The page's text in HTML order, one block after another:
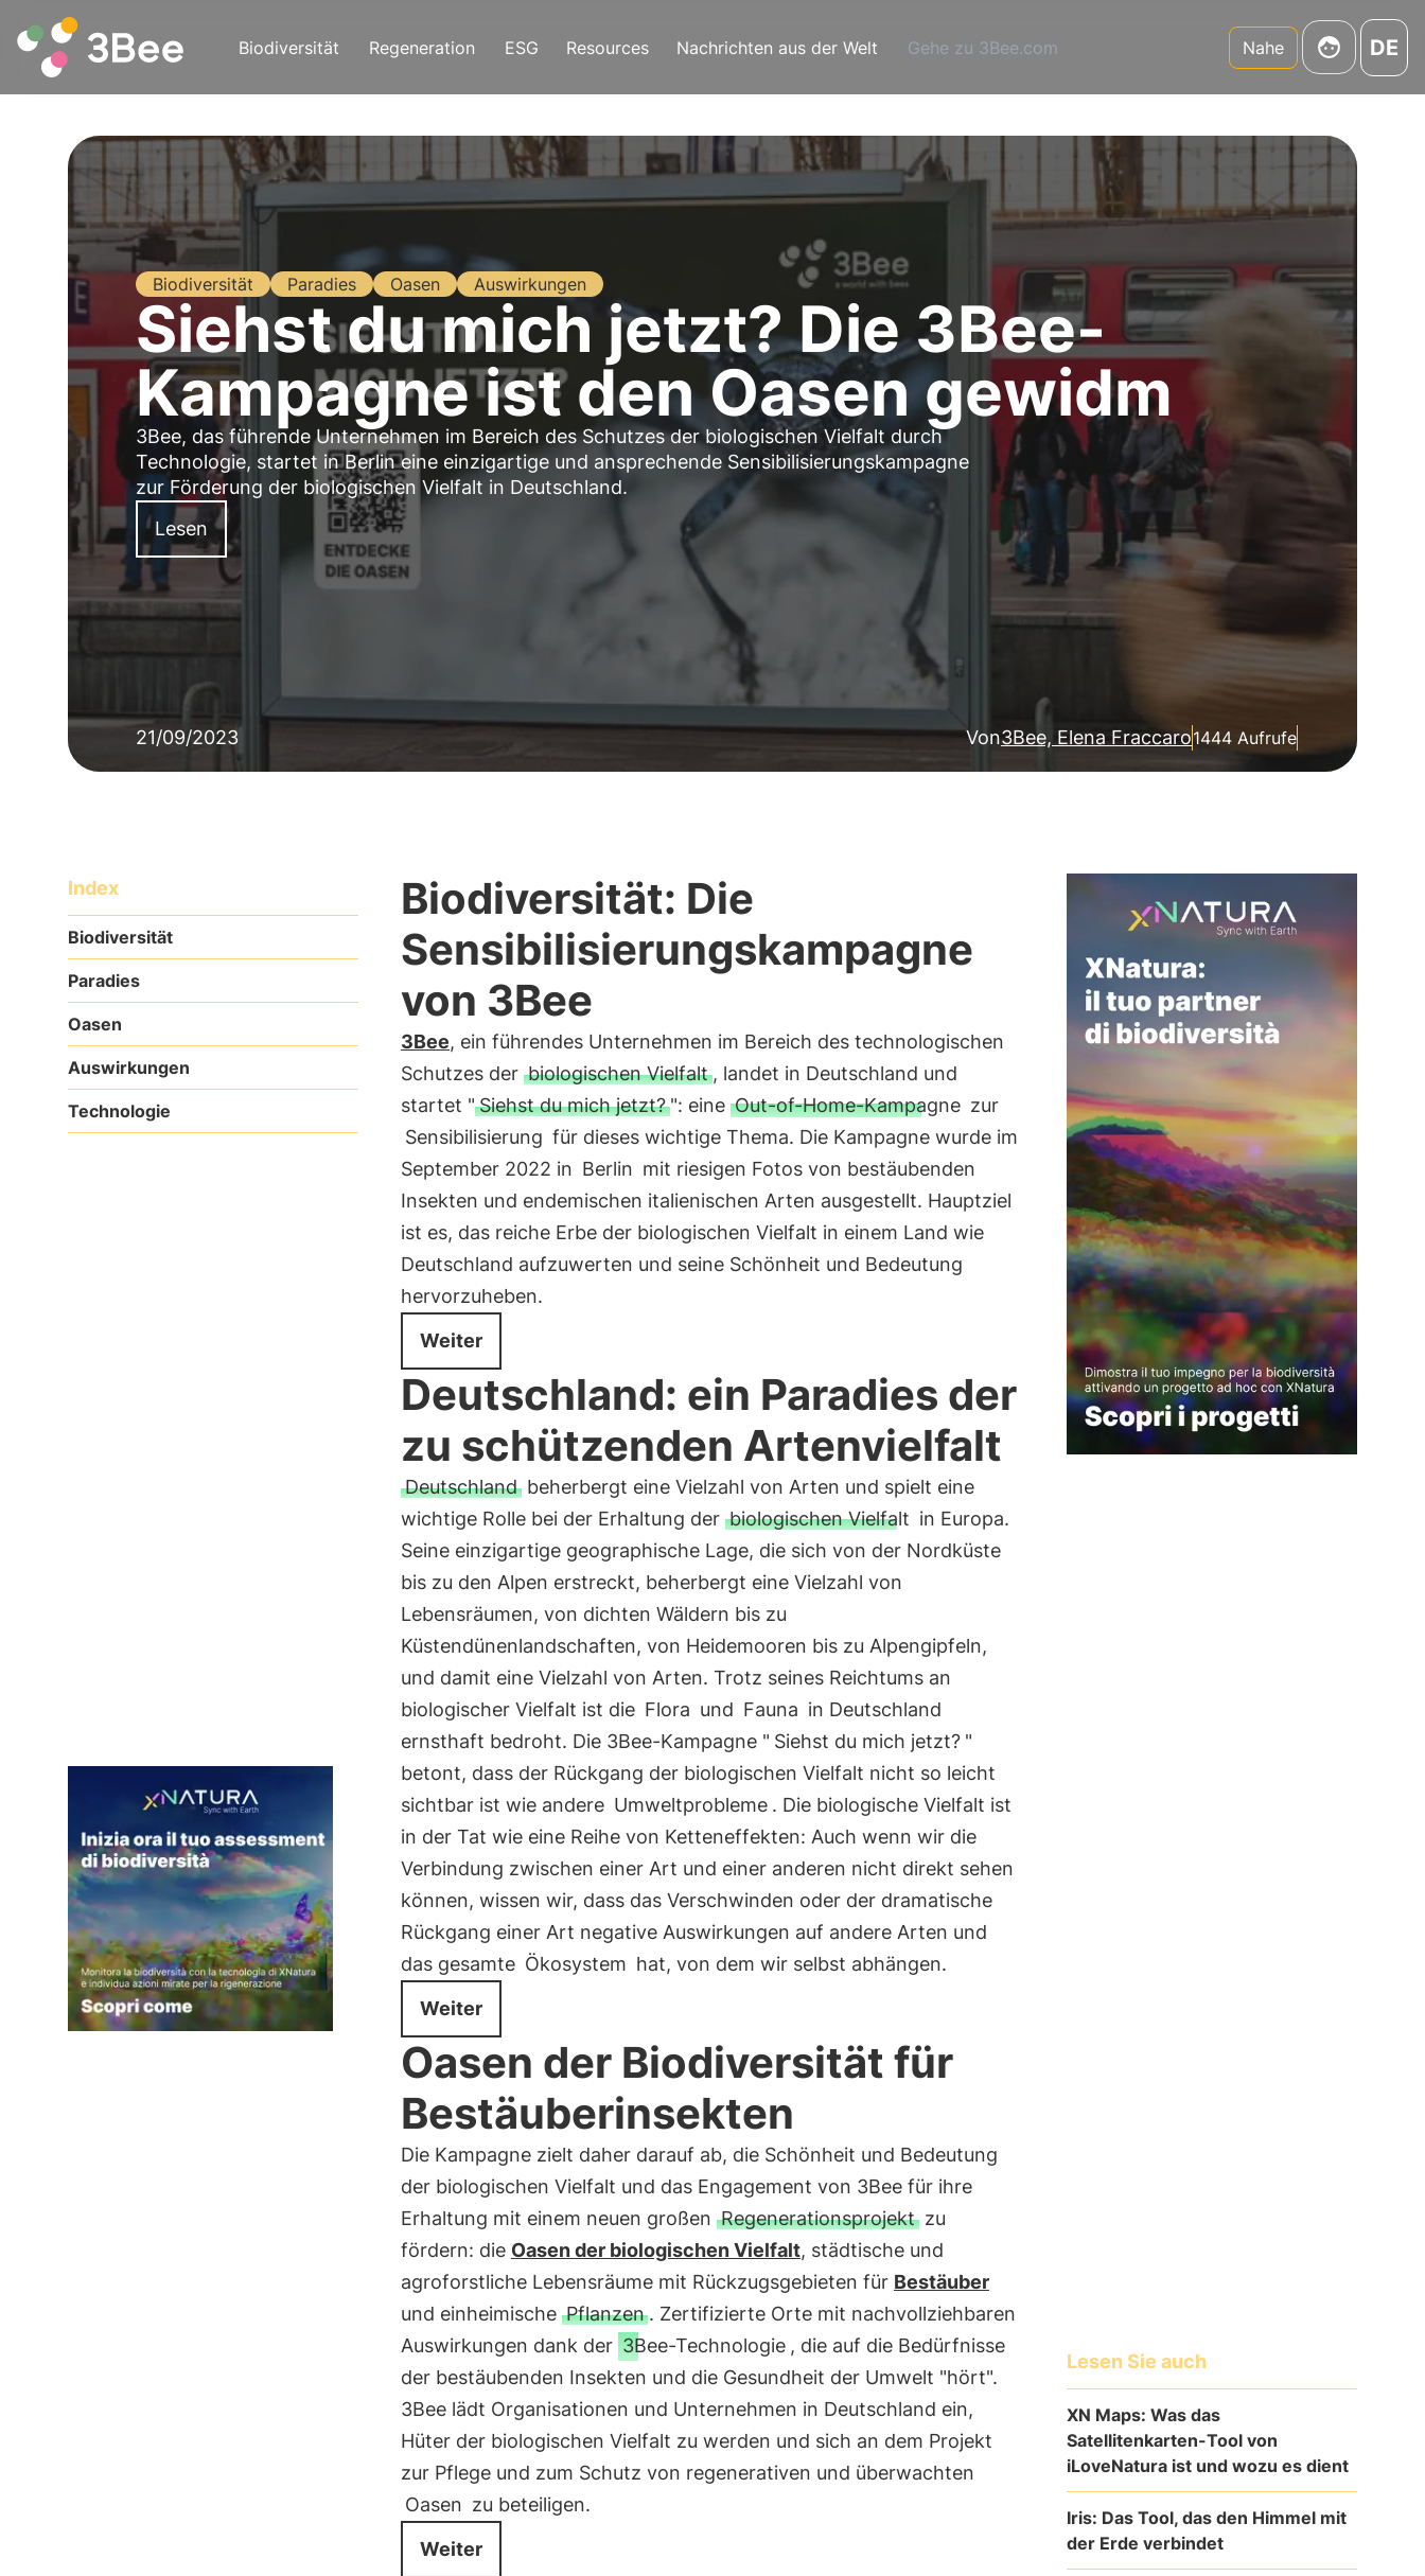
Biodiversität Regeneration ESG Resources Nachrichten aus der Welt Gehe zu 3Bee.com Nahe DE
Biodiversität Paradies Oasen Auswirkungen
Siehst du mich jetzt? Die 3Bee-
Kampagne ist den Oasen gewidm
3Bee, das führende Unternehmen im Bereich des Schutzes der biologischen Vielfalt durch
Technologie, startet in Berlin eine einzigartige und ansprechende Sensibilisierungskampagne
zur Förderung der biologischen Vielfalt in Deutschland.
Lesen
21/09/2023 Von3Bee, Elena Fraccaro1444 Aufrufe
Index
Biodiversität
Paradies
Oasen
Auswirkungen
Technologie
Biodiversität: Die
Sensibilisierungskampagne
von 3Bee
3Bee, ein führendes Unternehmen im Bereich des technologischen
Schutzes der biologischen Vielfalt, landet in Deutschland und
startet " Siehst du mich jetzt?": eine Out-of-Home-Kampagne zur
Sensibilisierung für dieses wichtige Thema. Die Kampagne wurde im
September 2022 in Berlin mit riesigen Fotos von bestäubenden
Insekten und endemischen italienischen Arten ausgestellt. Hauptziel
ist es, das reiche Erbe der biologischen Vielfalt in einem Land wie
Deutschland aufzuwerten und seine Schönheit und Bedeutung
hervorzuheben.
Weiter
Deutschland: ein Paradies der
zu schützenden Artenvielfalt
Deutschlandbeherbergt eine Vielzahl von Arten und spielt eine
wichtige Rolle bei der Erhaltung der biologischen Vielfalt in Europa.
Seine einzigartige geographische Lage, die sich von der Nordküste
bis zu den Alpen erstreckt, beherbergt eine Vielzahl von
Lebensräumen, von dichten Wäldern bis zu
Küstendünenlandschaften, von Heidemooren bis zu Alpengipfeln,
und damit eine Vielzahl von Arten. Trotz seines Reichtums an
biologischer Vielfalt ist die Flora und Fauna in Deutschland
ernsthaft bedroht. Die 3Bee-Kampagne " Siehst du mich jetzt? "
betont, dass der Rückgang der biologischen Vielfalt nicht so leicht
sichtbar ist wie andere Umweltprobleme . Die biologische Vielfalt ist
in der Tat wie eine Reihe von Ketteneffekten: Auch wenn wir die
Verbindung zwischen einer Art und einer anderen nicht direkt sehen
können, wissen wir, dass das Verschwinden oder der dramatische
Rückgang einer Art negative Auswirkungen auf andere Arten und
das gesamte Ökosystem hat, von dem wir selbst abhängen.
Weiter
Oasen der Biodiversität für
Bestäuberinsekten
Die Kampagne zielt daher darauf ab, die Schönheit und Bedeutung
der biologischen Vielfalt und das Engagement von 3Bee für ihre
Erhaltung mit einem neuen großen Regenerationsprojektzu
fördern: die Oasen der biologischen Vielfalt, städtische und
agroforstliche Lebensräume mit Rückzugsgebieten für Bestäuber
und einheimische Pflanzen . Zertifizierte Orte mit nachvollziehbaren
Auswirkungen dank der 3Bee-Technologie , die auf die Bedürfnisse
der bestäubenden Insekten und die Gesundheit der Umwelt "hört".
3Bee lädt Organisationen und Unternehmen in Deutschland ein,
Hüter der biologischen Vielfalt zu werden und sich an dem Projekt
zur Pflege und zum Schutz von regenerativen und überwachten
Oasen zu beteiligen.
Weiter
Lesen Sie auch
XN Maps: Was das
Satellitenkarten-Tool von
iLoveNatura ist und wozu es dient
Iris: Das Tool, das den Himmel mit
der Erde verbindet